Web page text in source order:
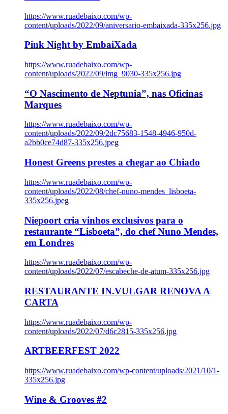
https://www.ruadebaixo.com/wp-
content/uploads/2022/09/aniversario-embaixada-335x256.jpg
Pink Night by EmbaiXada
https://www.ruadebaixo.com/wp-
content/uploads/2022/09/img_9030-335x256.jpg
“O Nascimento de Neptunia”, nas Oficinas
Marques
https://www.ruadebaixo.com/wp-
content/uploads/2022/09/2dc75683-1548-4946-950d-
a2bb0ce74d87-335x256.jpeg
Honest Greens prestes a chegar ao Chiado
https://www.ruadebaixo.com/wp-
content/uploads/2022/08/chef-nuno-mendes_lisboeta-
335x256.jpeg
Niepoort cria vinhos exclusivos para o
restaurante “Lisboeta”, do chef Nuno Mendes,
em Londres
https://www.ruadebaixo.com/wp-
content/uploads/2022/07/escabeche-de-atum-335x256.jpg
RESTAURANTE IN.VULGAR RENOVA A
CARTA
https://www.ruadebaixo.com/wp-
content/uploads/2022/07/d6c2815-335x256.jpg
ARTBEERFEST 2022
https://www.ruadebaixo.com/wp-content/uploads/2021/10/1-
335x256.jpg
Wine & Grooves #2